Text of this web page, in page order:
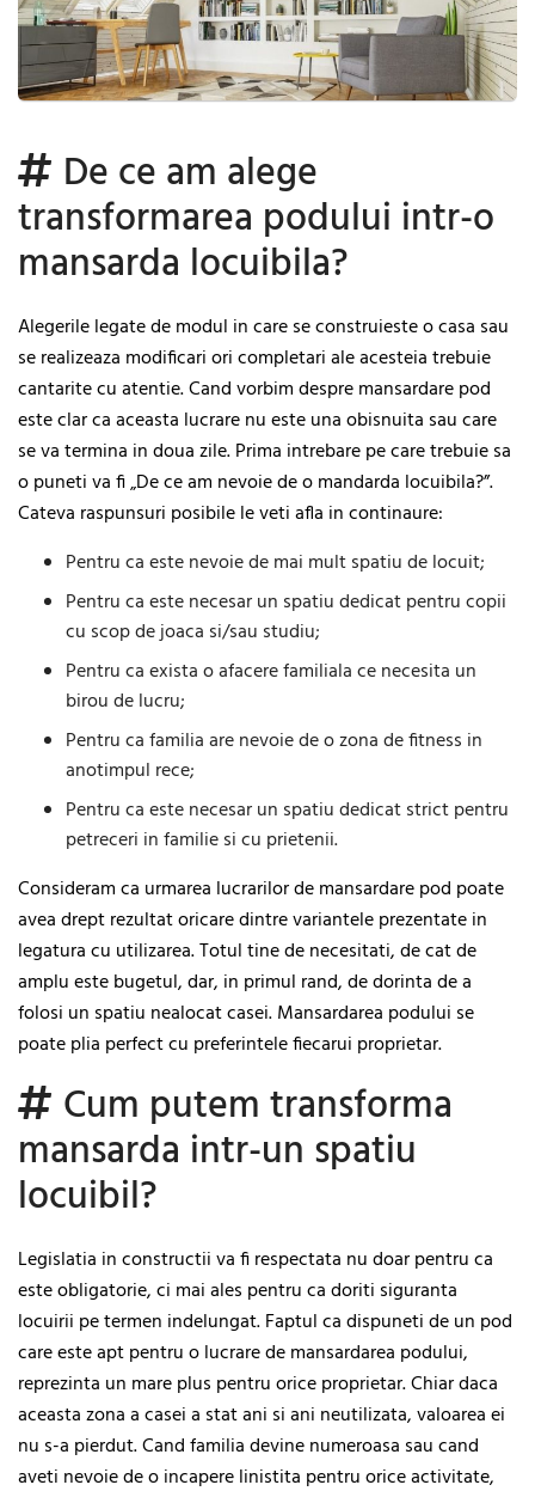
De ce am alege
transformarea podului intr-o
mansarda locuibila?
Alegerile legate de modul in care se construieste o casa sau
se realizeaza modificari ori completari ale acesteia trebuie
cantarite cu atentie. Cand vorbim despre mansardare pod
este clar ca aceasta lucrare nu este una obisnuita sau care
se va termina in doua zile. Prima intrebare pe care trebuie sa
o puneti va fi „De ce am nevoie de o mandarda locuibila?”.
Cateva raspunsuri posibile le veti afla in continaure:
Pentru ca este nevoie de mai mult spatiu de locuit;
Pentru ca este necesar un spatiu dedicat pentru copii
cu scop de joaca si/sau studiu;
Pentru ca exista o afacere familiala ce necesita un
birou de lucru;
Pentru ca familia are nevoie de o zona de fitness in
anotimpul rece;
Pentru ca este necesar un spatiu dedicat strict pentru
petreceri in familie si cu prietenii.
Consideram ca urmarea lucrarilor de mansardare pod poate
avea drept rezultat oricare dintre variantele prezentate in
legatura cu utilizarea. Totul tine de necesitati, de cat de
amplu este bugetul, dar, in primul rand, de dorinta de a
folosi un spatiu nealocat casei. Mansardarea podului se
poate plia perfect cu preferintele fiecarui proprietar.
Cum putem transforma
mansarda intr-un spatiu
locuibil?
Legislatia in constructii va fi respectata nu doar pentru ca
este obligatorie, ci mai ales pentru ca doriti siguranta
locuirii pe termen indelungat. Faptul ca dispuneti de un pod
care este apt pentru o lucrare de mansardarea podului,
reprezinta un mare plus pentru orice proprietar. Chiar daca
aceasta zona a casei a stat ani si ani neutilizata, valoarea ei
nu s-a pierdut. Cand familia devine numeroasa sau cand
aveti nevoie de o incapere linistita pentru orice activitate,